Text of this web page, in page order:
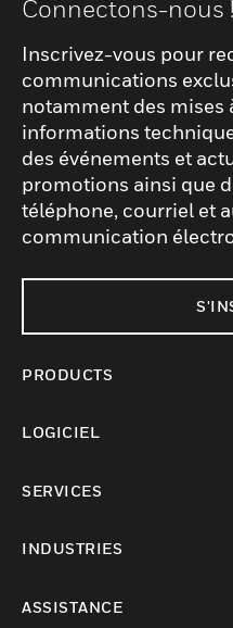
développement.
Démonstration du
évaluation du capteur
concept
Connectons-nous !
Inscrivez-vous pour
communications
notamment des mises
informations
des événements et
promotions ainsi que
téléphone, courriel et
communication
PRODUCTS
LOGICIEL
SERVICES
INDUSTRIES
ASSISTANCE